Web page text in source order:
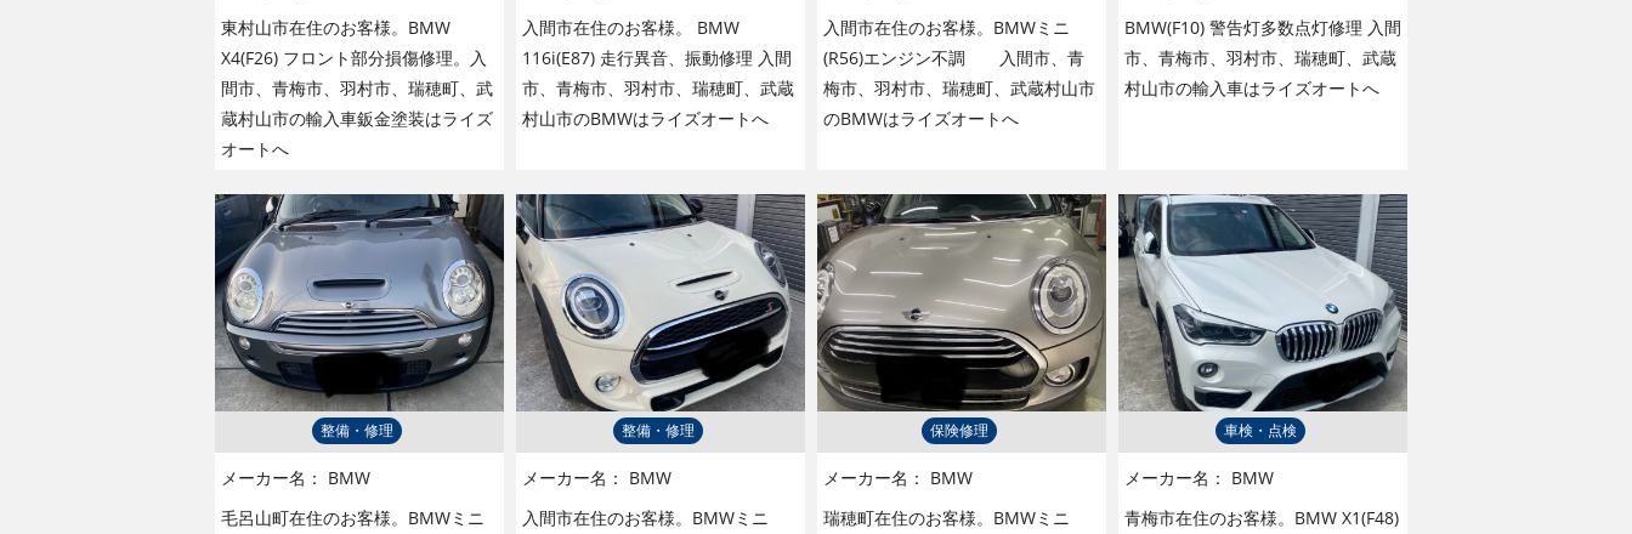
東村山市在住のお客様。BMW
X4(F26) フロント部分損傷修理。入
間市、青梅市、羽村市、瑞穂町、武
蔵村山市の輸入車鈑金塗装はライズ
オートへ
入間市在住のお客様。 BMW
116i(E87) 走行異音、振動修理 入間
市、青梅市、羽村市、瑞穂町、武蔵
村山市のBMWはライズオートへ
入間市在住のお客様。BMWミニ
(R56)エンジン不調 入間市、青
梅市、羽村市、瑞穂町、武蔵村山市
のBMWはライズオートへ
BMW(F10) 警告灯多数点灯修理 入間
市、青梅市、羽村市、瑞穂町、武蔵
村山市の輸入車はライズオートへ
整備・修理
メーカー名： BMW
毛呂山町在住のお客様。BMWミニ
整備・修理
メーカー名： BMW
入間市在住のお客様。BMWミニ
保険修理
メーカー名： BMW
瑞穂町在住のお客様。BMWミニ
車検・点検
メーカー名： BMW
青梅市在住のお客様。BMW X1(F48)